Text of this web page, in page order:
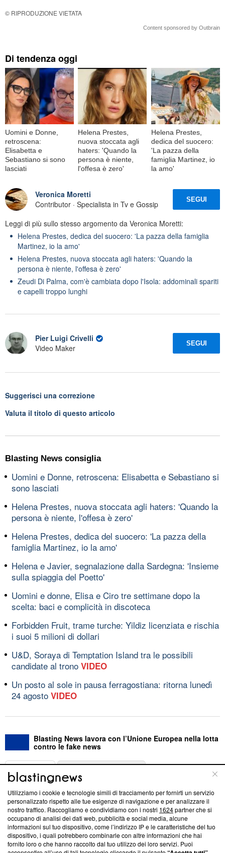
© RIPRODUZIONE VIETATA
Content sponsored by Outbrain
Di tendenza oggi
Uomini e Donne,
retroscena:
Elisabetta e
Sebastiano si sono
lasciati
Helena Prestes,
nuova stoccata agli
haters: 'Quando la
persona è niente,
l'offesa è zero'
Helena Prestes,
dedica del suocero:
'La pazza della
famiglia Martinez, io
la amo'
Veronica Moretti
Contributor · Specialista in Tv e Gossip
SEGUI
Leggi di più sullo stesso argomento da Veronica Moretti:
Helena Prestes, dedica del suocero: 'La pazza della famiglia
Martinez, io la amo'
Helena Prestes, nuova stoccata agli haters: 'Quando la
persona è niente, l'offesa è zero'
Zeudi Di Palma, com'è cambiata dopo l'Isola: addominali spariti
e capelli troppo lunghi
Pier Luigi Crivelli
Video Maker
SEGUI
Suggerisci una correzione
Valuta il titolo di questo articolo
Blasting News consiglia
Uomini e Donne, retroscena: Elisabetta e Sebastiano si
sono lasciati
Helena Prestes, nuova stoccata agli haters: 'Quando la
persona è niente, l'offesa è zero'
Helena Prestes, dedica del suocero: 'La pazza della
famiglia Martinez, io la amo'
Helena e Javier, segnalazione dalla Sardegna: 'Insieme
sulla spiaggia del Poetto'
Uomini e donne, Elisa e Ciro tre settimane dopo la
scelta: baci e complicità in discoteca
Forbidden Fruit, trame turche: Yildiz licenziata e rischia
i suoi 5 milioni di dollari
U&D, Soraya di Temptation Island tra le possibili
candidate al trono VIDEO
Un posto al sole in pausa ferragostiana: ritorna lunedì
24 agosto VIDEO
Blasting News lavora con l’Unione Europea nella lotta
contro le fake news
ABOUT
Questa sezione offre informazioni trasparenti su Blasting
News, sui nostri processi editoriali e su come ci impegniamo a
creare news di qualità. Inoltre, afferma la nostra aderenza a
‘Trust Project - News with Integrity’Blasting News non è
ancora membro del programma, ma ha richiesto di farne
Utilizziamo i cookie e tecnologie simili di tracciamento per fornirti un servizio
personalizzato rispetto alle tue esigenze di navigazione e per analizzare il
nostro traffico. Raccogliamo e condividiamo con i nostri 1624partner che si
occupano di analisi dei dati web, pubblicità e social media, alcune
informazioni sul tuo dispositivo, come l’indirizzo IP e le caratteristiche del tuo
dispositivo, i quali potrebbero combinarle con altre informazioni che hai
fornito loro o che hanno raccolto dal tuo utilizzo dei loro servizi. Puoi